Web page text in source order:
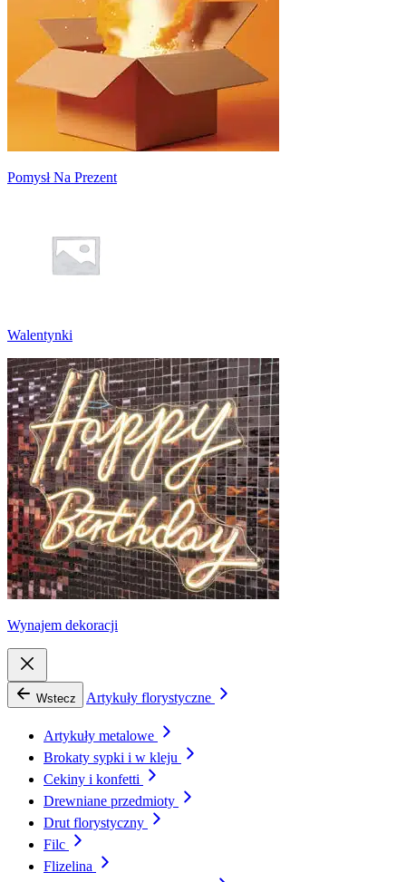
Pomysł Na Prezent
Walentynki
Wynajem dekoracji
Wstecz Artykuły florystyczne
Artykuły metalowe
Brokaty sypki i w kleju
Cekiny i konfetti
Drewniane przedmioty
Drut florystyczny
Filc
Flizelina